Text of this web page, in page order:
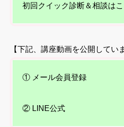
初回クイック診断＆相談は
【下記、講座動画を公開してい
① メール会員登録
② LINE公式